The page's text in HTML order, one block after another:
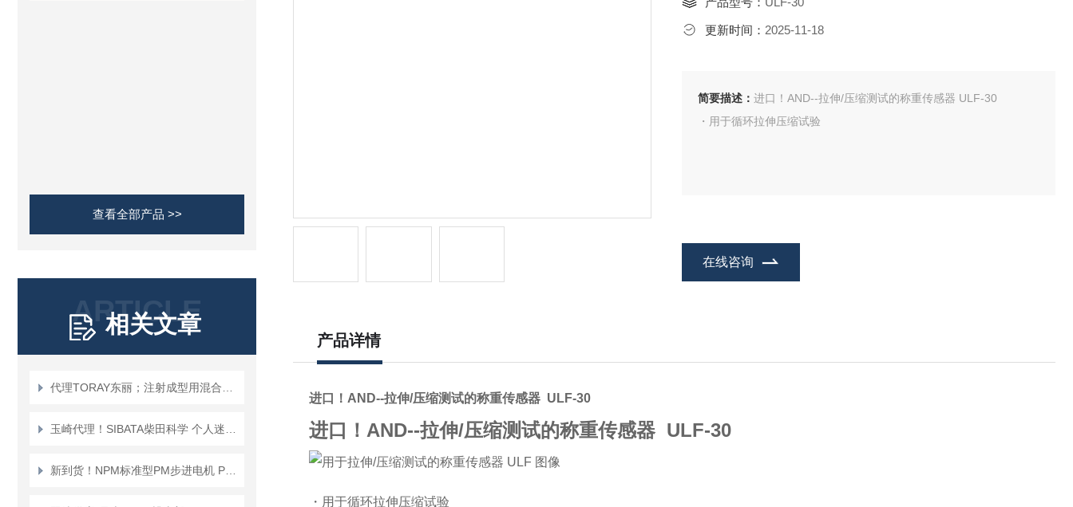
查看全部产品 >>
ARTICLE
相关文章
更新时间： 2025-11-18
简要描述：
进口！AND--拉伸/压缩测试的称重传感器 ULF-30
・用于循环拉伸压缩试验
在线咨询
产品详情
进口！AND--拉伸/压缩测试的称重传感器ULF-30
进口！AND--拉伸/压缩测试的称重传感器ULF-30
・用于循环拉伸压缩试验